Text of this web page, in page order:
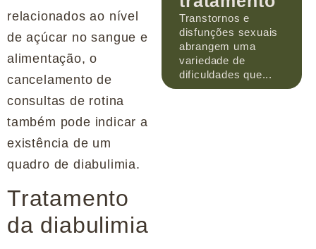
relacionados ao nível
de açúcar no sangue e
alimentação, o
cancelamento de
consultas de rotina
também pode indicar a
existência de um
quadro de diabulimia.
Tratamento
da diabulimia
Transtornos e
disfunções sexuais
abrangem uma
variedade de
dificuldades que...